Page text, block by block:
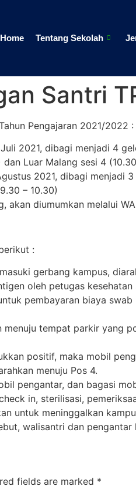
Home Tentang Sekolah
Santri
Pengajaran 2021/2022 :
2021, dibagi menjadi 4
Luar Malang sesi 4 (10.30
2021, dibagi menjadi
– 10.30)
akan diumumkan melalui
:
gerbang kampus,
oleh petugas kesehatan
pembayaran biaya
tempat parkir yang
positif, maka mobil
menuju Pos 4.
pengantar, dan bagasi
in, sterilisasi,
untuk meninggalkan
walisantri dan
fields are marked *